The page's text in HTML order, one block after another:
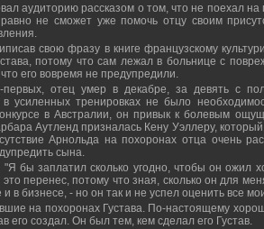
аудиторию рассказом о том, что не поехал
не сможет уже помочь отцу своим
свою фразу в книге французскому
потому что сам лежал в больнице с
его вовремя не предупредили.
отец умер в декабре, за девять с
усиленных тренировках не было
в Австралии, он привык к болевым
Аутленд призналась Кену Уэллеру,
Арнольда на похоронах отца очень
сына.
бы заплатил сколько угодно, чтобы он ожил
перенес, потому что зная, сколько он для
в бизнесе, - но он так и не успел оценить все
на похоронах Густава. По-настоящему
его создал. Он был тем, кем сделал его Густав.